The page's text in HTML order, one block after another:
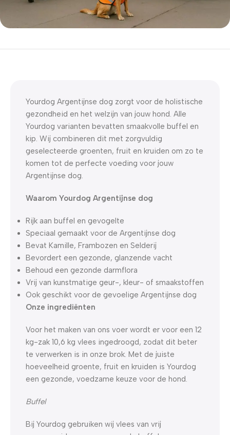
5% korting met code
Yourdog Argentijnse dog zorgt voor de holistische
gezondheid en het welzijn van jouw hond. Alle
Yourdog varianten bevatten smaakvolle buffel en
kip. Wij combineren dit met zorgvuldig
geselecteerde groenten, fruit en kruiden om zo te
komen tot de perfecte voeding voor jouw
Argentijnse dog.
Waarom Yourdog Argentijnse dog
Rijk aan buffel en gevogelte
Speciaal gemaakt voor de Argentijnse dog
Bevat Kamille, Frambozen en Selderij
Bevordert een gezonde, glanzende vacht
Behoud een gezonde darmflora
Vrij van kunstmatige geur-, kleur- of smaakstoffen
Ook geschikt voor de gevoelige Argentijnse dog
Onze ingrediënten
Voor het maken van ons voer wordt er voor een 12
kg-zak 10,6 kg vlees ingedroogd, zodat dit beter
te verwerken is in onze brok. Met de juiste
hoeveelheid groente, fruit en kruiden is Yourdog
een gezonde, voedzame keuze voor de hond.
Buffel
Bij Yourdog gebruiken wij vlees van vrij